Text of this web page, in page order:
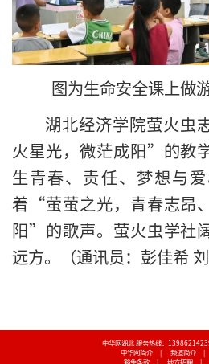
图为生命安全课上做
湖北经济学院萤火虫
火星光，微茫成阳”的教
生青春、责任、梦想与
着“萤萤之光，青春志昂
阳”的歌声。萤火虫学社
远方。（通讯员：彭佳希 刘
中华网湖北 服务热线：
中华网简介
| 频道简介 |
豁免条款
| 地方招聘 |